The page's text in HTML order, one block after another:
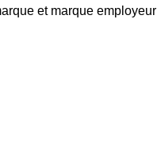
et marque employeur